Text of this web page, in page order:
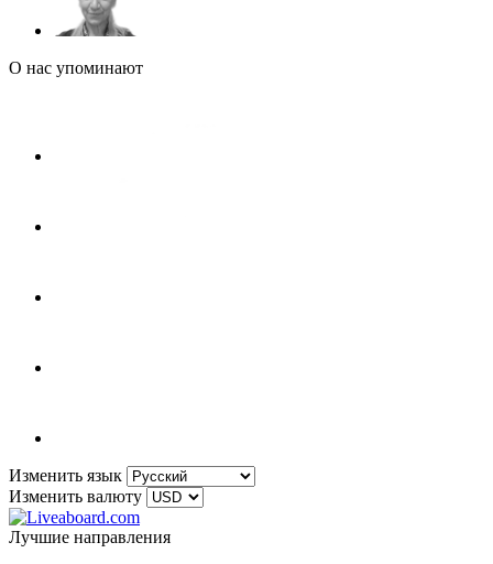
О нас упоминают
Изменить язык
Изменить валюту
Лучшие направления